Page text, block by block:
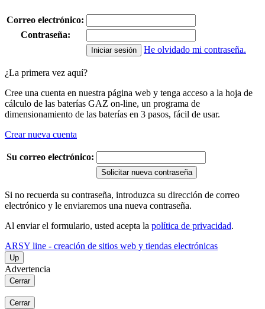
Correo electrónico:
Contraseña:
He olvidado mi contraseña.
¿La primera vez aquí?
Cree una cuenta en nuestra página web y tenga acceso a la hoja de
cálculo de las baterías GAZ on-line, un programa de
dimensionamiento de las baterías en 3 pasos, fácil de usar.
Crear nueva cuenta
Su correo electrónico:
Solicitar nueva contraseña
Si no recuerda su contraseña, introduzca su dirección de correo
electrónico y le enviaremos una nueva contraseña.
Al enviar el formulario, usted acepta la política de privacidad.
ARSY line - creación de sitios web y tiendas electrónicas
Up
Advertencia
Cerrar
Cerrar